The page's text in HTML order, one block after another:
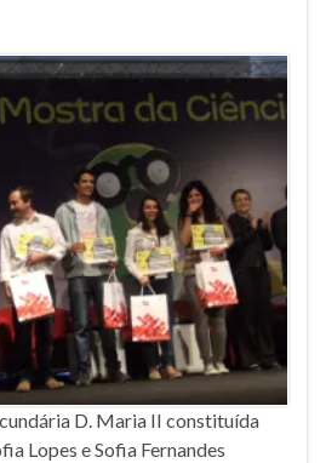
D. Maria II constituída
Lopes e Sofia Fernandes